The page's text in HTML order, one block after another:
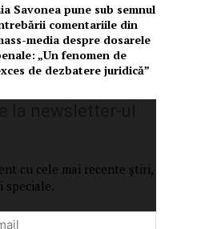
Savonea pune sub semnul
comentariile din
media despre dosarele
„Un fenomen de
de dezbatere juridică”
cu cele mai recente știri,
speciale.